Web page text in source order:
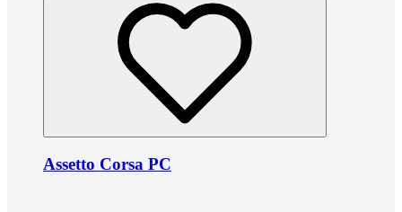
Assetto Corsa PC